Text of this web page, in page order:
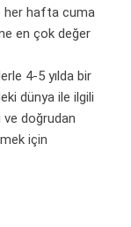
her hafta cuma
en çok değer
4-5 yılda bir
dünya ile ilgili
ve doğrudan
için